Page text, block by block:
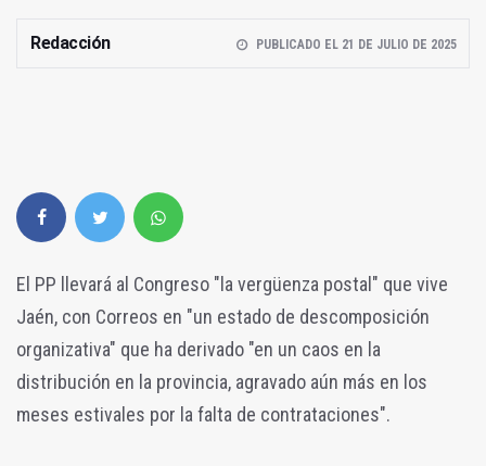
Redacción PUBLICADO EL 21 DE JULIO DE 2025
El PP llevará al Congreso "la vergüenza postal" que vive
Jaén, con Correos en "un estado de descomposición
organizativa" que ha derivado "en un caos en la
distribución en la provincia, agravado aún más en los
meses estivales por la falta de contrataciones".